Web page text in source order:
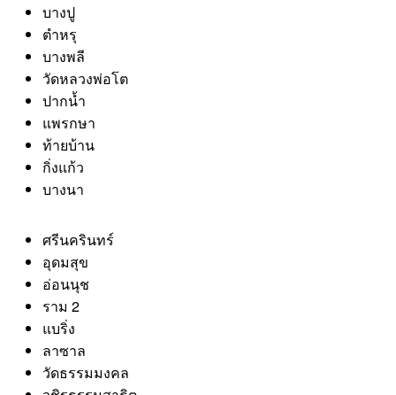
บางปู
ตำหรุ
บางพลี
วัดหลวงพ่อโต
ปากน้ำ
แพรกษา
ท้ายบ้าน
กิ่งแก้ว
บางนา
ศรีนครินทร์
อุดมสุข
อ่อนนุช
ราม 2
แบริ่ง
ลาซาล
วัดธรรมมงคล